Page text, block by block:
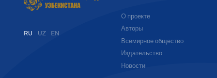
RU UZ EN
О проекте
Авторы
Всемирное общество
Издательство
Новости